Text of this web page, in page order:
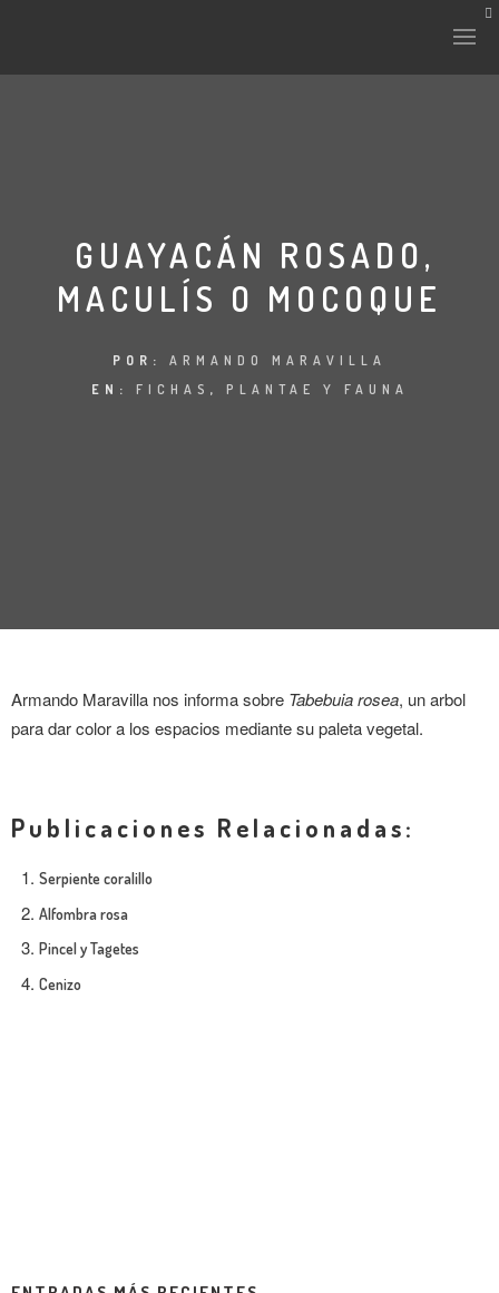
INTERVENCIONES
LABORATORIO
COLABORADORES
CONSEJO HONORÍFICO
GUAYACÁN ROSADO,
MACULÍS O MOCOQUE
POR: ARMANDO MARAVILLA
EN: FICHAS , PLANTAE Y FAUNA
Armando Maravilla nos informa sobre Tabebuia rosea, un arbol
para dar color a los espacios mediante su paleta vegetal.
Publicaciones Relacionadas:
Serpiente coralillo
Alfombra rosa
Pincel y Tagetes
Cenizo